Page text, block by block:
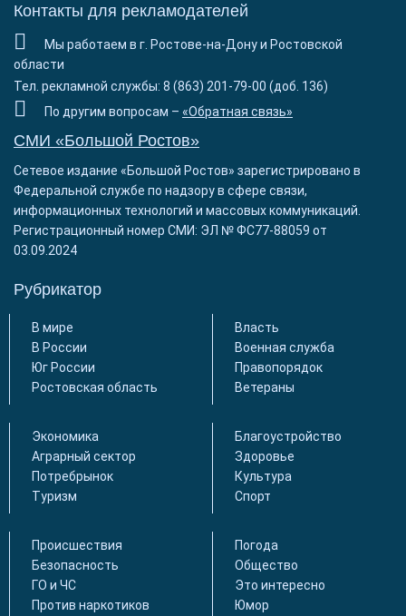
Контакты для рекламодателей
Мы работаем в г. Ростове-на-Дону и Ростовской
области
Тел. рекламной службы: 8 (863) 201-79-00 (доб. 136)
По другим вопросам – «Обратная связь»
СМИ «Большой Ростов»
Сетевое издание «Большой Ростов» зарегистрировано в
Федеральной службе по надзору в сфере связи,
информационных технологий и массовых коммуникаций.
Регистрационный номер СМИ: ЭЛ № ФС77-88059 от
03.09.2024
Рубрикатор
В мире
В России
Юг России
Ростовская область
Власть
Военная служба
Правопорядок
Ветераны
Экономика
Аграрный сектор
Потребрынок
Туризм
Благоустройство
Здоровье
Культура
Спорт
Происшествия
Безопасность
ГО и ЧС
Против наркотиков
Погода
Общество
Это интересно
Юмор